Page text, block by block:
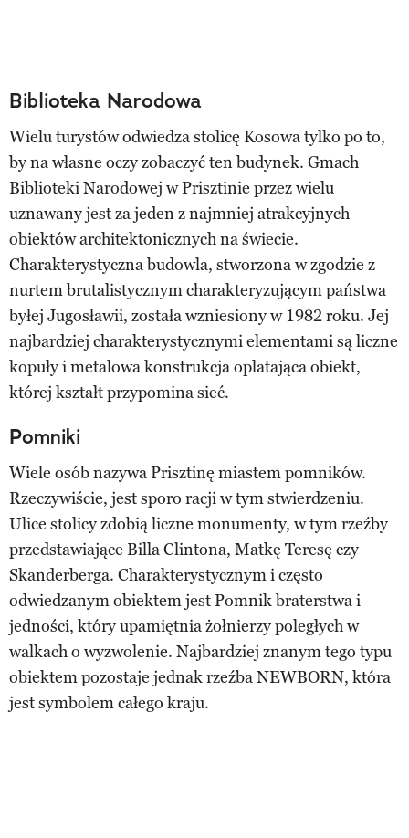
Biblioteka Narodowa
Wielu turystów odwiedza stolicę Kosowa tylko po to,
by na własne oczy zobaczyć ten budynek. Gmach
Biblioteki Narodowej w Prisztinie przez wielu
uznawany jest za jeden z najmniej atrakcyjnych
obiektów architektonicznych na świecie.
Charakterystyczna budowla, stworzona w zgodzie z
nurtem brutalistycznym charakteryzującym państwa
byłej Jugosławii, została wzniesiony w 1982 roku. Jej
najbardziej charakterystycznymi elementami są liczne
kopuły i metalowa konstrukcja oplatająca obiekt,
której kształt przypomina sieć.
Pomniki
Wiele osób nazywa Prisztinę miastem pomników.
Rzeczywiście, jest sporo racji w tym stwierdzeniu.
Ulice stolicy zdobią liczne monumenty, w tym rzeźby
przedstawiające Billa Clintona, Matkę Teresę czy
Skanderberga. Charakterystycznym i często
odwiedzanym obiektem jest Pomnik braterstwa i
jedności, który upamiętnia żołnierzy poległych w
walkach o wyzwolenie. Najbardziej znanym tego typu
obiektem pozostaje jednak rzeźba NEWBORN, która
jest symbolem całego kraju.